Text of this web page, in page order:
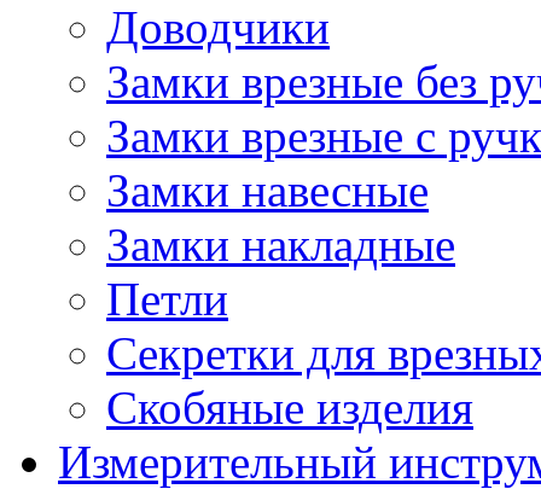
Доводчики
Замки врезные без
Замки врезные с
Замки навесные
Замки накладные
Петли
Секретки для
Скобяные изделия
Измерительный